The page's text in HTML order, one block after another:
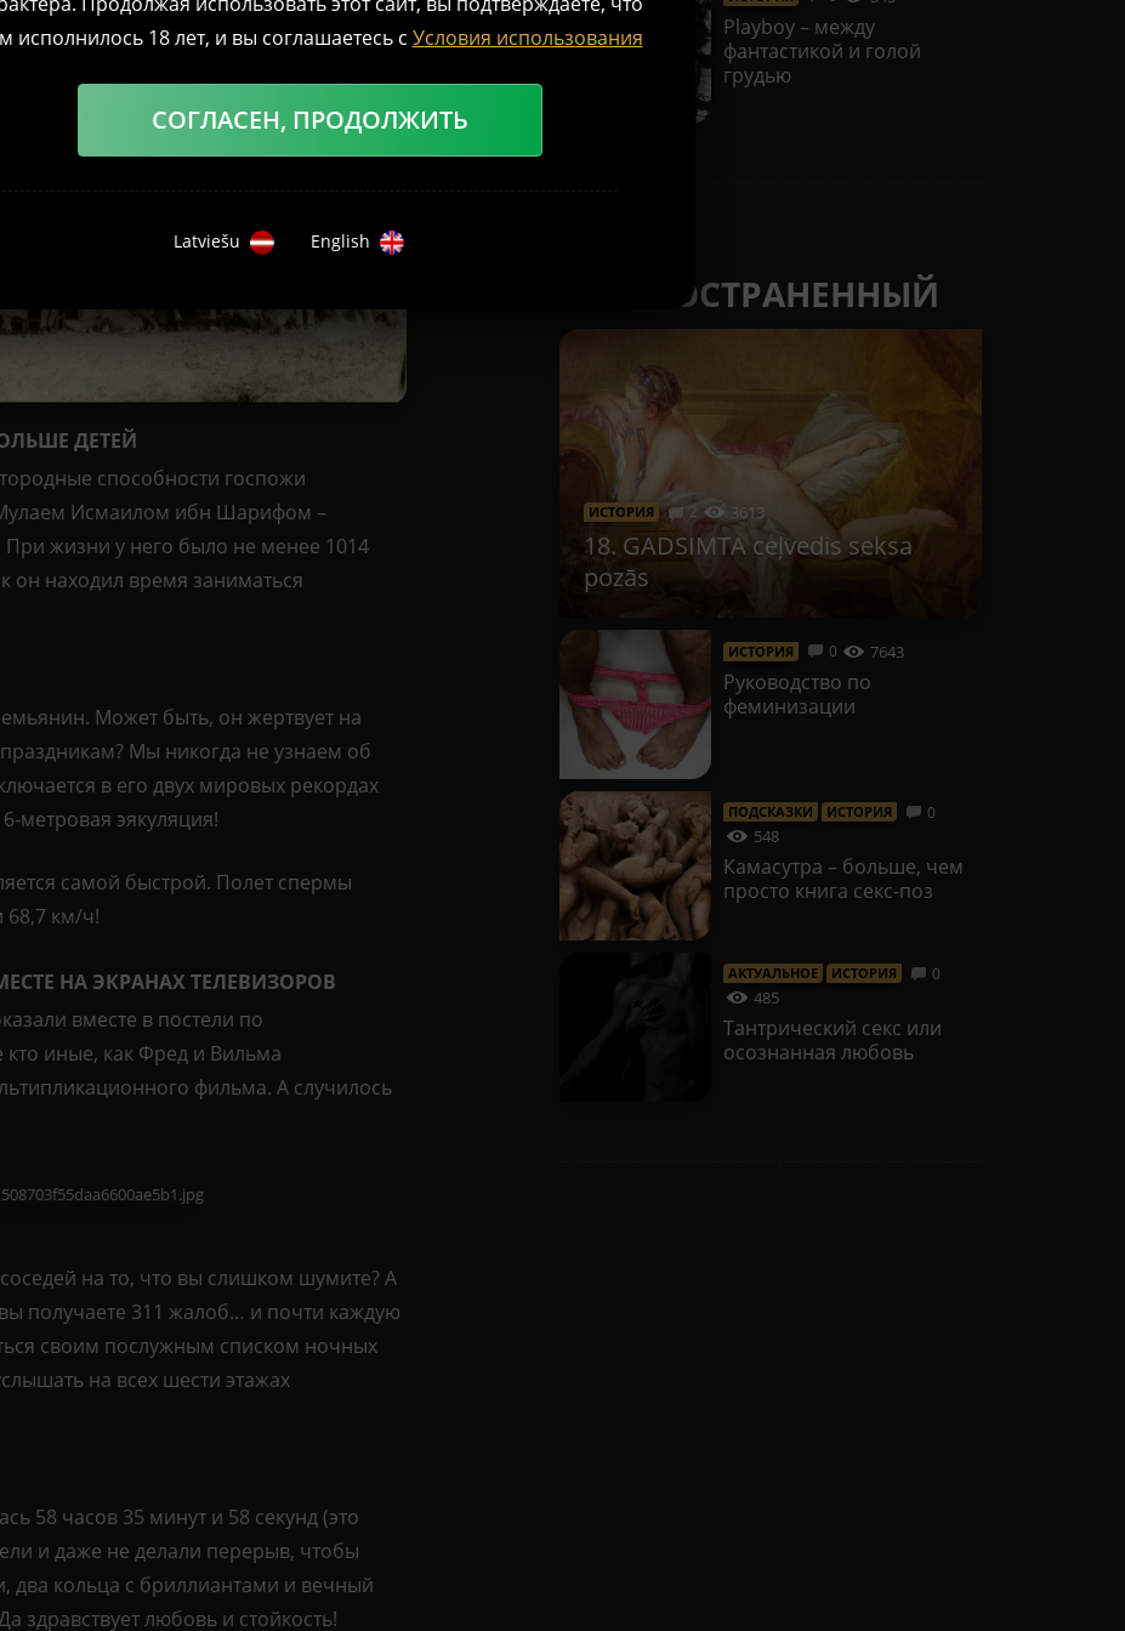
исполнилось 18 лет, и вы соглашаетесь с Условия использования
СОГЛАСЕН, ПРОДОЛЖИТЬ
Latviešu English
ДЕТЕЙ
способности госпожи
Исмаилом ибн Шарифом –
жизни у него было не менее 1014
он находил время заниматься
Может быть, он жертвует на
Мы никогда не узнаем об
в его двух мировых рекордах
метровая эякуляция!
самой быстрой. Полет спермы
68,7 км/ч!
НА ЭКРАНАХ ТЕЛЕВИЗОРОВ
вместе в постели по
иные, как Фред и Вильма
фильма. А случилось
на то, что вы слишком шумите? А
получаете 311 жалоб… и почти каждую
своим послужным списком ночных
на всех шести этажах
58 часов 35 минут и 58 секунд (это
и даже не делали перерыв, чтобы
два кольца с бриллиантами и вечный
здравствует любовь и стойкость!
Playboy – между
фантастикой и голой
грудью
РАСПРОСТРАНЕННЫЙ
ИСТОРИЯ 2 3613
18. GADSIMTA ceļvedis seksa
pozās
ИСТОРИЯ 0 7643
Руководство по
феминизации
ПОДСКАЗКИ ИСТОРИЯ 0
548
Камасутра – больше, чем
просто книга секс-поз
АКТУАЛЬНОЕ ИСТОРИЯ 0
485
Тантрический секс или
осознанная любовь